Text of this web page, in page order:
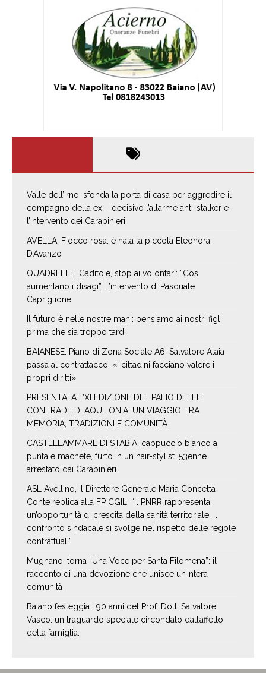
Valle dell’Irno: sfonda la porta di casa per aggredire il
compagno della ex – decisivo l’allarme anti-stalker e
l’intervento dei Carabinieri
AVELLA. Fiocco rosa: è nata la piccola Eleonora
D’Avanzo
QUADRELLE. Caditoie, stop ai volontari: “Così
aumentano i disagi”. L’intervento di Pasquale
Capriglione
Il futuro è nelle nostre mani: pensiamo ai nostri figli
prima che sia troppo tardi
BAIANESE. Piano di Zona Sociale A6, Salvatore Alaia
passa al contrattacco: «I cittadini facciano valere i
propri diritti»
PRESENTATA L’XI EDIZIONE DEL PALIO DELLE
CONTRADE DI AQUILONIA: UN VIAGGIO TRA
MEMORIA, TRADIZIONI E COMUNITÀ
CASTELLAMMARE DI STABIA: cappuccio bianco a
punta e machete, furto in un hair-stylist. 53enne
arrestato dai Carabinieri
ASL Avellino, il Direttore Generale Maria Concetta
Conte replica alla FP CGIL: “Il PNRR rappresenta
un’opportunità di crescita della sanità territoriale. Il
confronto sindacale si svolge nel rispetto delle regole
contrattuali”
Mugnano, torna “Una Voce per Santa Filomena”: il
racconto di una devozione che unisce un’intera
comunità
Baiano festeggia i 90 anni del Prof. Dott. Salvatore
Vasco: un traguardo speciale circondato dall’affetto
della famiglia.